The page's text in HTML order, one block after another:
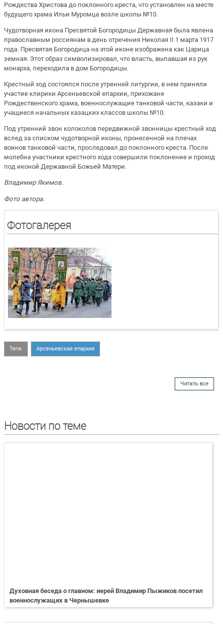
Рождества Христова до поклонного креста, что установлен на месте
будущего храма Ильи Муромца возле школы №10.
Чудотворная икона Пресвятой Богородицы Державная была явлена
православным россиянам в день отречения Николая II 1 марта 1917
года. Пресвятая Богородица на этой иконе изображена как Царица
земная. Этот образ символизировал, что власть, выпавшая из рук
монарха, переходила в дом Богородицы.
Крестный ход состоялся после утренней литургии, в нем приняли
участие клирики Арсеньевской епархии, прихожане
Рождественского храма, военнослужащие танковой части, казаки и
учащиеся начальных казацких классов школы №10.
Под утренний звон колоколов передвижной звонницы крестный ход
вслед за списком чудотворной иконы, пронесенной на плечах
воинов танковой части, проследовал до поклонного креста. После
молебна участники крестного хода совершили поклонение и проход
под иконой Державной Божьей Матери.
Владимир Якимов.
Фото автора.
Фотогалерея
Теги: Арсеньевская епархия
Читать все
Новости по теме
Духовная беседа о главном: иерей Владимир Пыжиков посетил
военнослужащих в Чернышевке